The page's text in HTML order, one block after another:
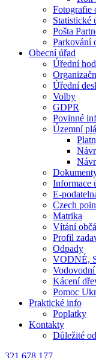
Fotografie
Statistické
Pošta
Parkování
Obecní úřad
Úřední
Úřední
Volby
GDPR
Povinné
Územní
Informace
E-
Czech
Matrika
Vítání
Profil
Odpady
VODNÉ,
Kácení
Pomoc
Praktické info
Poplatky
Kontakty
Důležité
321 678 177